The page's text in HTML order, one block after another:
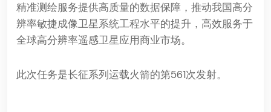
精准测绘服务提供高质量的数据保障，推动我国高分
辨率敏捷成像卫星系统工程水平的提升，高效服务于
全球高分辨率遥感卫星应用商业市场。
此次任务是长征系列运载火箭的第561次发射。